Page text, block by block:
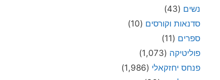
נשים (43)
סדנאות וקורסים (10)
ספרים (11)
פוליטיקה (1,073)
פנחס יחזקאלי (1,986)